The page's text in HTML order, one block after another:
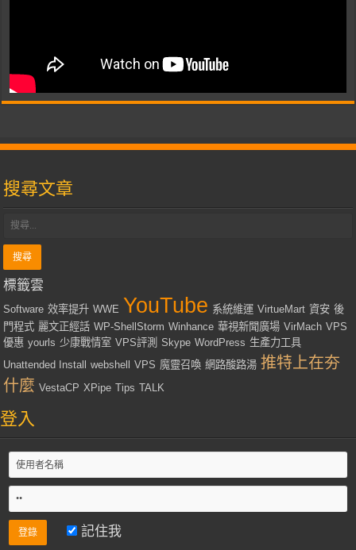
搜尋文章
標籤雲
Software 效率提升 WWE YouTube 系統維運 VirtueMart 資安 後
門程式 麗文正經話 WP-ShellStorm Winhance 華視新聞廣場 VirMach VPS
優惠 yourls 少康戰情室 VPS評測 Skype WordPress 生產力工具
Unattended Install
webshell VPS 魔靈召喚 網路酸路湯 推特上在夯
什麼 VestaCP XPipe Tips TALK
登入
記住我